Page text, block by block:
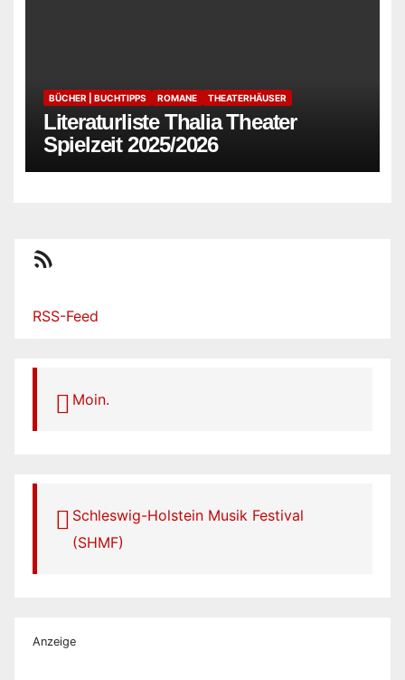
BÜCHER | BUCHTIPPS ROMANE THEATERHÄUSER
Literaturliste Thalia Theater
Spielzeit 2025/2026
RSS-Feed
RSS-Feed
Moin.
Schleswig-Holstein Musik Festival
(SHMF)
Anzeige